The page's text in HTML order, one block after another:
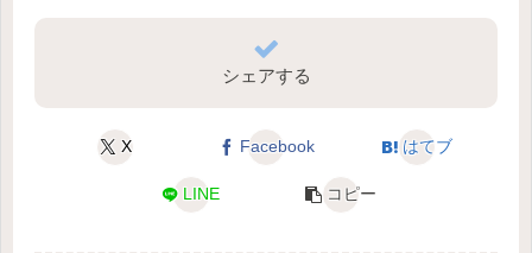
シェアする
X Facebook はてブ
LINE コピー